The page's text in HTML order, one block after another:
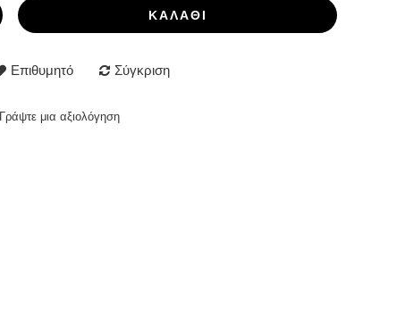
ΚΑΛΆΘΙ
Επιθυμητό Σύγκριση
Γράψτε μια αξιολόγηση